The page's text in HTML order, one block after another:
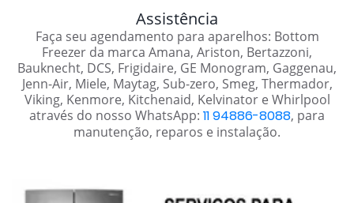
Assistência
Faça seu agendamento para aparelhos: Bottom
Freezer da marca Amana, Ariston, Bertazzoni,
Bauknecht, DCS, Frigidaire, GE Monogram, Gaggenau,
Jenn-Air, Miele, Maytag, Sub-zero, Smeg, Thermador,
Viking, Kenmore, Kitchenaid, Kelvinator e Whirlpool
através do nosso WhatsApp: 11 94886-8088, para
manutenção, reparos e instalação.